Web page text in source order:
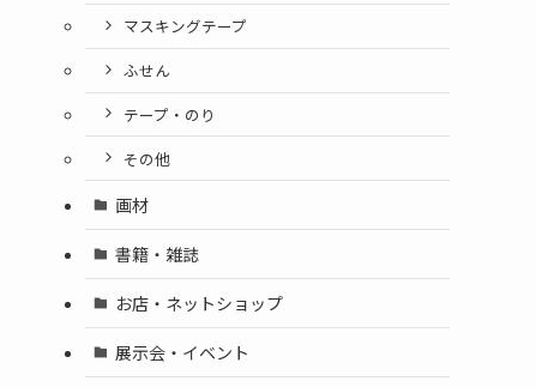
マスキングテープ
ふせん
テープ・のり
その他
画材
書籍・雑誌
お店・ネットショップ
展示会・イベント